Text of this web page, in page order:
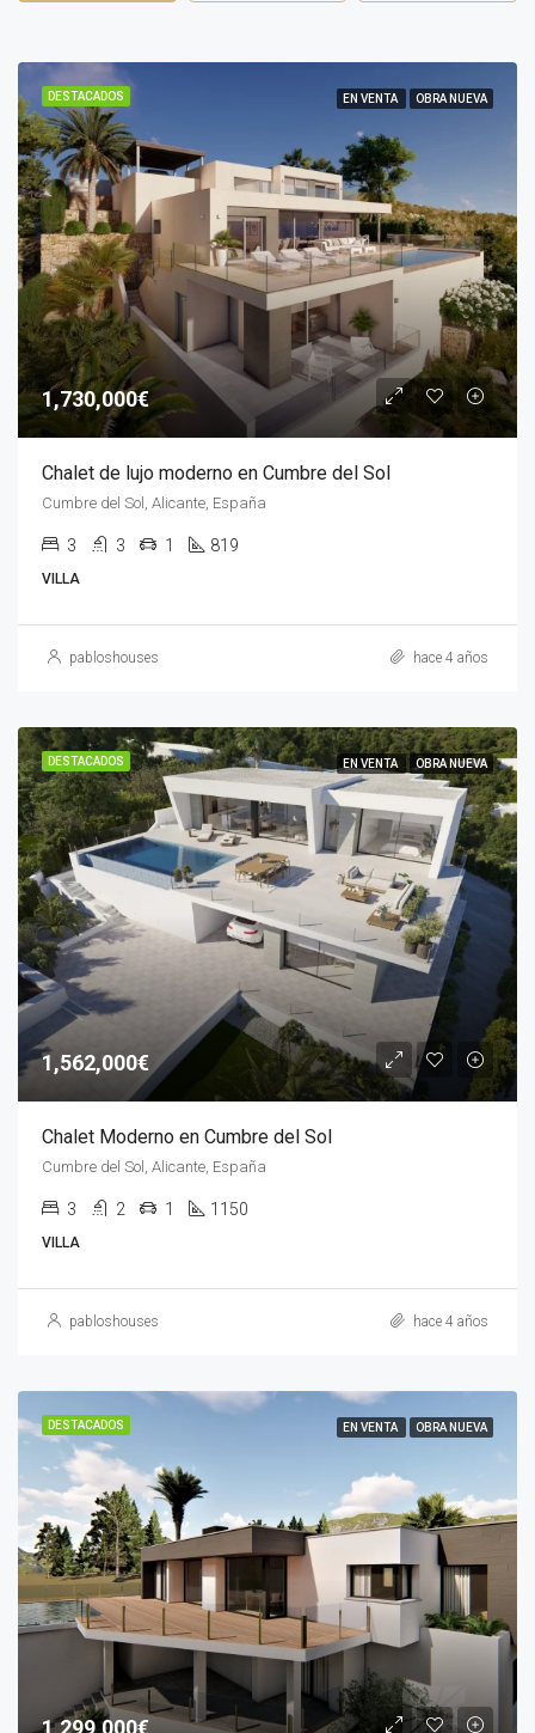
DESTACADOS EN VENTA OBRA NUEVA
1,730,000€
Chalet de lujo moderno en Cumbre del Sol
Cumbre del Sol, Alicante, España
3 3 1 819
VILLA
pabloshouses hace 4 años
DESTACADOS EN VENTA OBRA NUEVA
1,562,000€
Chalet Moderno en Cumbre del Sol
Cumbre del Sol, Alicante, España
3 2 1 1150
VILLA
pabloshouses hace 4 años
DESTACADOS EN VENTA OBRA NUEVA
1,299,000€